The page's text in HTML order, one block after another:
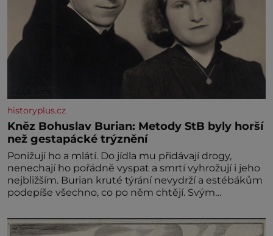
historyplus.cz
Kněz Bohuslav Burian: Metody StB byly horší
než gestapácké trýznění
Ponižují ho a mlátí. Do jídla mu přidávají drogy,
nenechají ho pořádně vyspat a smrtí vyhrožují i jeho
nejbližším. Burian kruté týrání nevydrží a estébákům
podepíše všechno, co po něm chtějí. Svým
výslechů nikdo nevyvíjel fyzický ani psychický nátlak.
Syn brněnského řezníka chce být knězem a